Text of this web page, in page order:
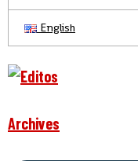
English
Archives